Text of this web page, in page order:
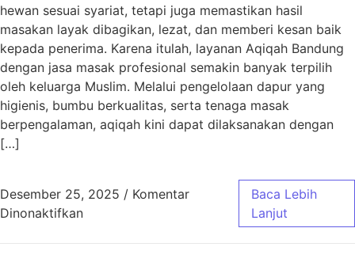
hewan sesuai syariat, tetapi juga memastikan hasil
masakan layak dibagikan, lezat, dan memberi kesan baik
kepada penerima. Karena itulah, layanan Aqiqah Bandung
dengan jasa masak profesional semakin banyak terpilih
oleh keluarga Muslim. Melalui pengelolaan dapur yang
higienis, bumbu berkualitas, serta tenaga masak
berpengalaman, aqiqah kini dapat dilaksanakan dengan
[…]
Desember 25, 2025 / Komentar
Dinonaktifkanpada Aqiqah Bandung Jasa Masak
Baca Lebih
Lanjut